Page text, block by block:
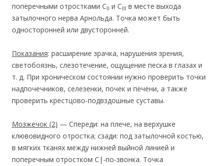
поперечными отростками СII и СIII в месте выхода
затылочного нерва Арнольда. Точка может быть
односторонней или двусторонней.
Показания: расширение зрачка, нарушения зрения,
светобоязнь, слезотечение, ощущение песка в глазах и
т. д. При хроническом состоянии нужно проверить точки
надпочечников, селезенки, почек и печени, а также
проверить крестцово-подвздошные суставы.
Мозжечок (2) — Спереди: на плече, на верхушке
клювовидного отростка; сзади: под затылочной костью,
в мягких тканях между нижней выйной линией и
поперечным отростком С|-по-звонка. Точка